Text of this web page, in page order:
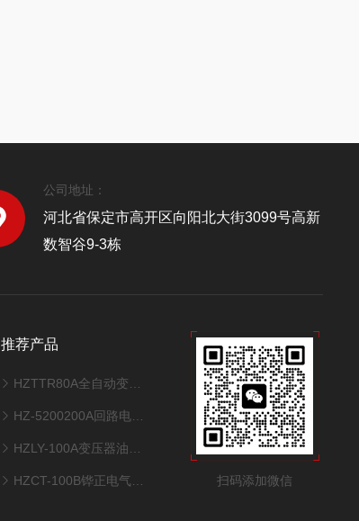
公司地址：
河北省保定市高开区向阳北大街3099号高新
数智谷9-3栋
推荐产品
HZTTR80A全自动变压器变比测试仪
HZ-5200200A回路电阻测试仪
HZLY-100A变压器油真空多功能滤油机
HZCT-100B铧正电气互感器综合测试仪 扫码添加微信